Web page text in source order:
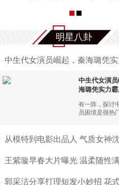
明星八卦
中生代女演员崛起，秦海璐凭
中生代女演
海璐凭实力
有一阵，探讨
员困境是很热
王紫璇早春大片曝光 温柔随性